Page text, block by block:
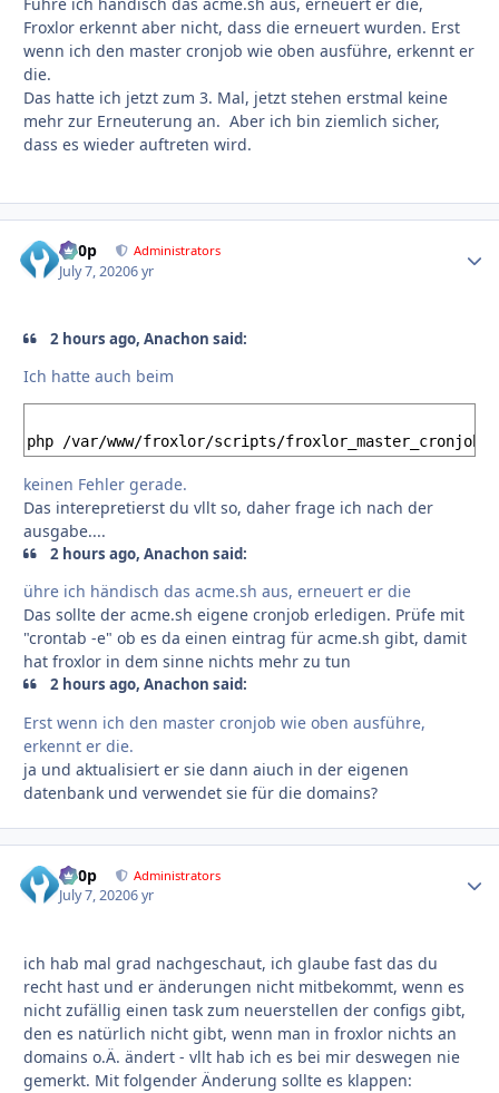
Froxlor erkennt aber nicht, dass die erneuert wurden. Erst
wenn ich den master cronjob wie oben ausführe, erkennt er
die.
Das hatte ich jetzt zum 3. Mal, jetzt stehen erstmal keine
mehr zur Erneuterung an. Aber ich bin ziemlich sicher,
dass es wieder auftreten wird.
d00p Administrators
July 7, 20206 yr
2 hours ago, Anachon said:
Ich hatte auch beim
php /var/www/froxlor/scripts/
keinen Fehler gerade.
Das interepretierst du vllt so, daher frage ich nach der
ausgabe....
2 hours ago, Anachon said:
ühre ich händisch das acme.sh aus, erneuert er die
Das sollte der acme.sh eigene cronjob erledigen. Prüfe mit
"crontab -e" ob es da einen eintrag für acme.sh gibt, damit
hat froxlor in dem sinne nichts mehr zu tun
2 hours ago, Anachon said:
Erst wenn ich den master cronjob wie oben ausführe,
erkennt er die.
ja und aktualisiert er sie dann aiuch in der eigenen
datenbank und verwendet sie für die domains?
d00p Administrators
July 7, 20206 yr
ich hab mal grad nachgeschaut, ich glaube fast das du
recht hast und er änderungen nicht mitbekommt, wenn es
nicht zufällig einen task zum neuerstellen der configs gibt,
den es natürlich nicht gibt, wenn man in froxlor nichts an
domains o.Ä. ändert - vllt hab ich es bei mir deswegen nie
gemerkt. Mit folgender Änderung sollte es klappen: